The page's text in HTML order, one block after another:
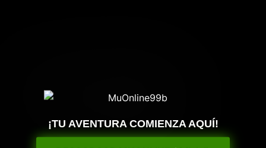
¡TU AVENTURA COMIENZA AQUÍ!